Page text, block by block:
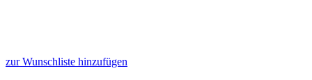
zur Wunschliste hinzufügen